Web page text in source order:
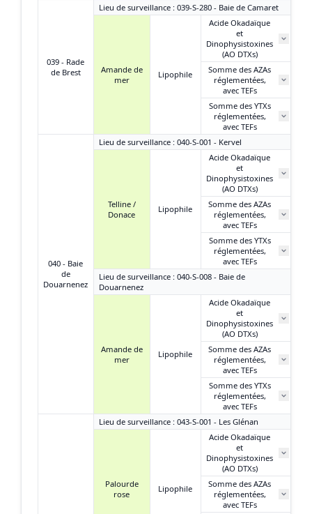
039 - Rade
de Brest
Lieu de surveillance : 039-S-280 - Baie de Camaret
Amande de
mer
Lipophile
Acide Okadaïque
et
Dinophysistoxines
(AO DTXs)
Somme des AZAs
réglementées,
avec TEFs
Somme des YTXs
réglementées,
avec TEFs
040 - Baie
de
Douarnenez
Lieu de surveillance : 040-S-001 - Kervel
Telline /
Donace
Lipophile
Acide Okadaïque
et
Dinophysistoxines
(AO DTXs)
Somme des AZAs
réglementées,
avec TEFs
Somme des YTXs
réglementées,
avec TEFs
Lieu de surveillance : 040-S-008 - Baie de
Douarnenez
Amande de
mer
Lipophile
Acide Okadaïque
et
Dinophysistoxines
(AO DTXs)
Somme des AZAs
réglementées,
avec TEFs
Somme des YTXs
réglementées,
avec TEFs
Lieu de surveillance : 043-S-001 - Les Glénan
Palourde
rose
Lipophile
Acide Okadaïque
et
Dinophysistoxines
(AO DTXs)
Somme des AZAs
réglementées,
avec TEFs